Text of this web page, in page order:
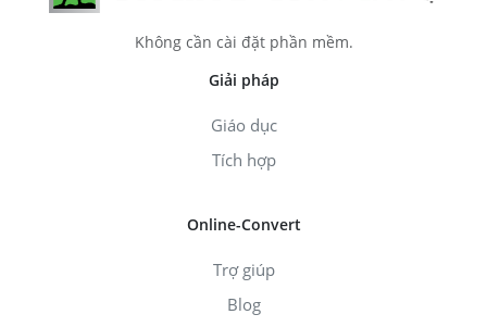
Không cần cài đặt phần mềm.
Giải pháp
Giáo dục
Tích hợp
Online-Convert
Trợ giúp
Blog